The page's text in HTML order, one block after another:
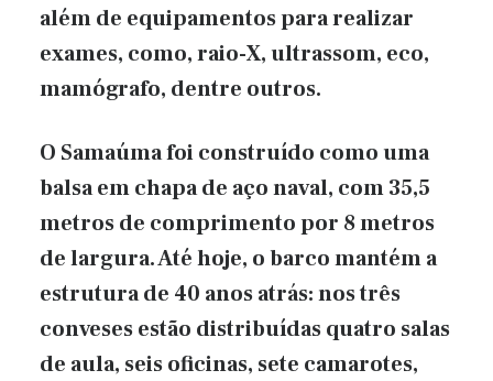
além de equipamentos para realizar
exames, como, raio-X, ultrassom, eco,
mamógrafo, dentre outros.
O Samaúma foi construído como uma
balsa em chapa de aço naval, com 35,5
metros de comprimento por 8 metros
de largura. Até hoje, o barco mantém a
estrutura de 40 anos atrás: nos três
conveses estão distribuídas quatro salas
de aula, seis oficinas, sete camarotes,